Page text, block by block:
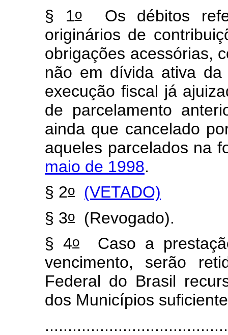
§ 1oOs débitos
originários de
obrigações acessórias,
não em dívida ativa
execução fiscal já
de parcelamento
ainda que cancelado
aqueles parcelados na
maio de 1998.
§ 2o
(VETADO)
§ 3o (Revogado).
§ 4oCaso a
vencimento, serão
Federal do Brasil
dos Municípios